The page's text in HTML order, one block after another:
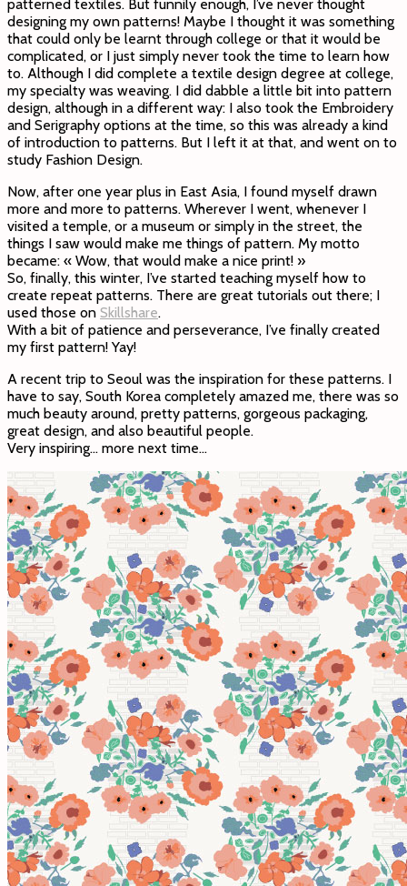
patterned textiles. But funnily enough, I’ve never thought
designing my own patterns! Maybe I thought it was something
that could only be learnt through college or that it would be
complicated, or I just simply never took the time to learn how
to. Although I did complete a textile design degree at college,
my specialty was weaving. I did dabble a little bit into pattern
design, although in a different way: I also took the Embroidery
and Serigraphy options at the time, so this was already a kind
of introduction to patterns. But I left it at that, and went on to
study Fashion Design.
Now, after one year plus in East Asia, I found myself drawn
more and more to patterns. Wherever I went, whenever I
visited a temple, or a museum or simply in the street, the
things I saw would make me things of pattern. My motto
became: « Wow, that would make a nice print! »
So, finally, this winter, I’ve started teaching myself how to
create repeat patterns. There are great tutorials out there; I
used those on Skillshare.
With a bit of patience and perseverance, I’ve finally created
my first pattern! Yay!
A recent trip to Seoul was the inspiration for these patterns. I
have to say, South Korea completely amazed me, there was so
much beauty around, pretty patterns, gorgeous packaging,
great design, and also beautiful people.
Very inspiring… more next time…